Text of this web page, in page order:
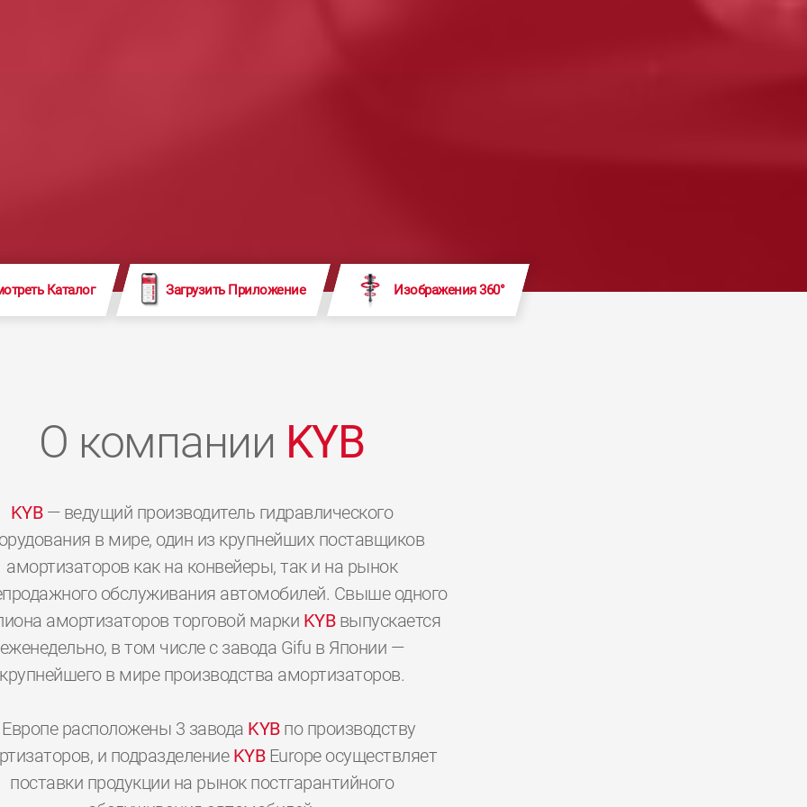
Каталог Загрузить Приложение Изображения 360°
О компании KYB
KYB— ведущий производитель гидравлического
в мире, один из крупнейших поставщиков
амортизаторов как на конвейеры, так и на рынок
обслуживания автомобилей. Свыше одного
амортизаторов торговой марки KYBвыпускается
еженедельно, в том числе с завода Gifu в Японии —
крупнейшего в мире производства амортизаторов.
расположены 3 завода KYBпо производству
и подразделение KYBEurope осуществляет
поставки продукции на рынок постгарантийного
000 000